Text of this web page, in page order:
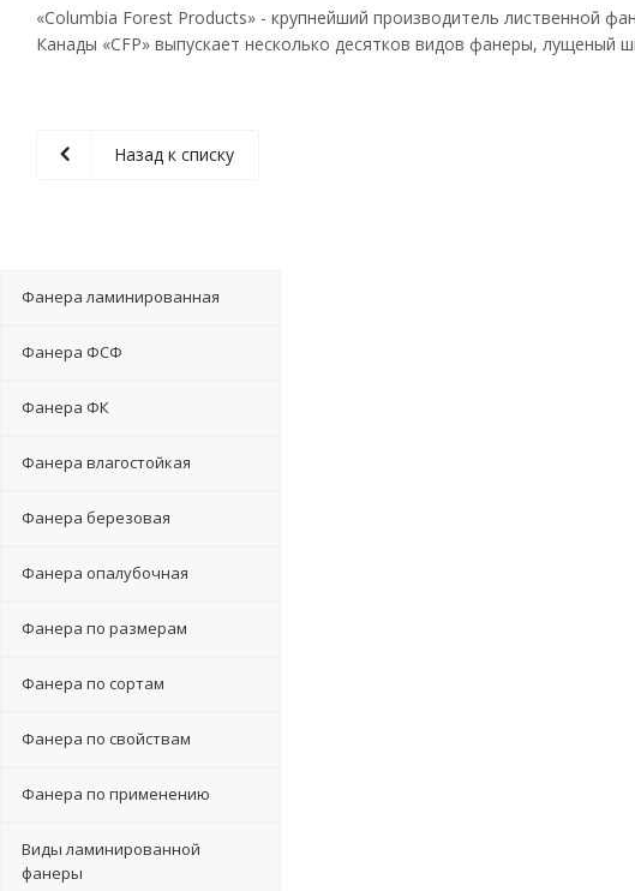
«Columbia Forest Products» - крупнейший производитель лиственной
Канады «CFP» выпускает несколько десятков видов фанеры, лущеный
Назад к списку
Фанера ламинированная
Фанера ФСФ
Фанера ФК
Фанера влагостойкая
Фанера березовая
Фанера опалубочная
Фанера по размерам
Фанера по сортам
Фанера по свойствам
Фанера по применению
Виды ламинированной
фанеры